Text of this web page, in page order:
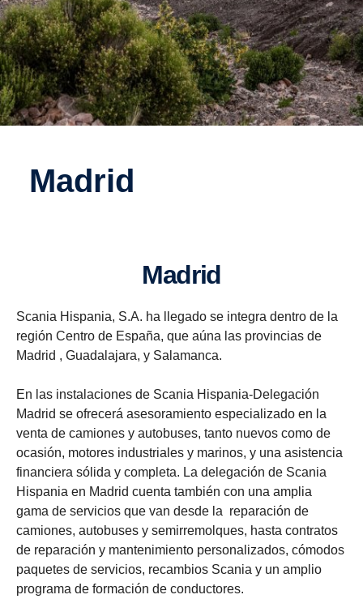
Madrid
Madrid
Scania Hispania, S.A. ha llegado se integra dentro de la
región Centro de España, que aúna las provincias de
Madrid , Guadalajara, y Salamanca.
En las instalaciones de Scania Hispania-Delegación
Madrid se ofrecerá asesoramiento especializado en la
venta de camiones y autobuses, tanto nuevos como de
ocasión, motores industriales y marinos, y una asistencia
financiera sólida y completa. La delegación de Scania
Hispania en Madrid cuenta también con una amplia
gama de servicios que van desde la reparación de
camiones, autobuses y semirremolques, hasta contratos
de reparación y mantenimiento personalizados, cómodos
paquetes de servicios, recambios Scania y un amplio
programa de formación de conductores.